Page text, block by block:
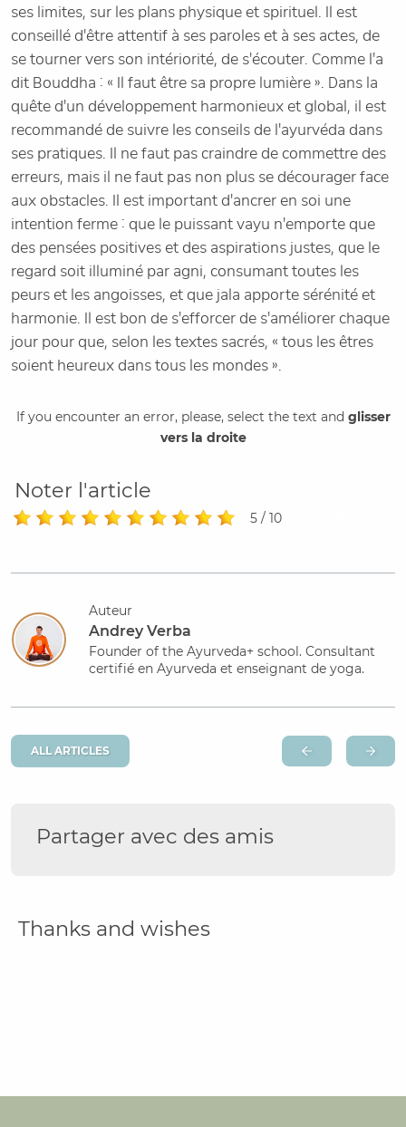
ses limites, sur les plans physique et spirituel. Il est
conseillé d'être attentif à ses paroles et à ses actes, de
se tourner vers son intériorité, de s'écouter. Comme l'a
dit Bouddha : « Il faut être sa propre lumière ». Dans la
quête d'un développement harmonieux et global, il est
recommandé de suivre les conseils de l'ayurvéda dans
ses pratiques. Il ne faut pas craindre de commettre des
erreurs, mais il ne faut pas non plus se décourager face
aux obstacles. Il est important d'ancrer en soi une
intention ferme : que le puissant vayu n'emporte que
des pensées positives et des aspirations justes, que le
regard soit illuminé par agni, consumant toutes les
peurs et les angoisses, et que jala apporte sérénité et
harmonie. Il est bon de s'efforcer de s'améliorer chaque
jour pour que, selon les textes sacrés, « tous les êtres
soient heureux dans tous les mondes ».
If you encounter an error, please, select the text and glisser
vers la droite
Noter l'article
5 / 10
Auteur
Andrey Verba
Founder of the Ayurveda+ school. Consultant
certifié en Ayurveda et enseignant de yoga.
ALL ARTICLES
Partager avec des amis
Thanks and wishes